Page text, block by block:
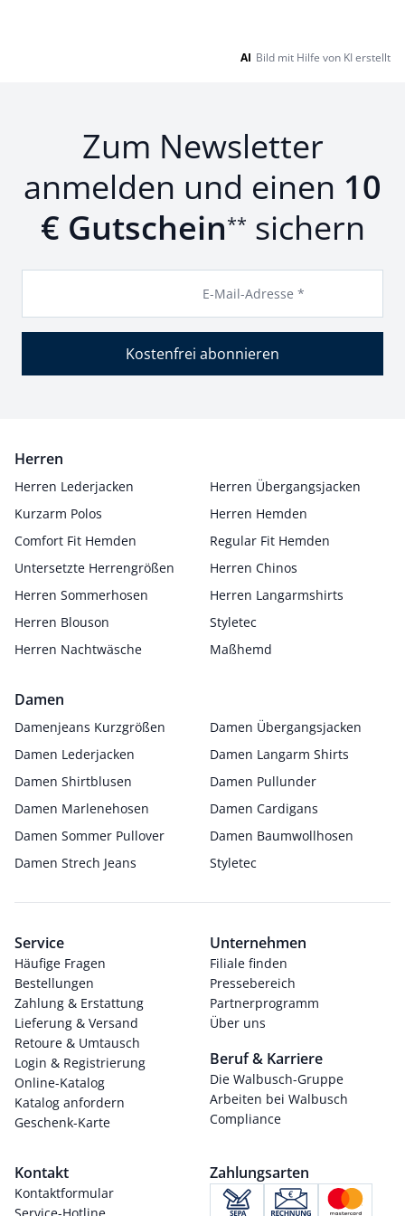
AI Bild mit Hilfe von KI erstellt
Zum Newsletter
anmelden und einen 10
€ Gutschein** sichern
E-Mail-Adresse *
Kostenfrei abonnieren
Herren
Herren Lederjacken
Herren Übergangsjacken
Kurzarm Polos
Herren Hemden
Comfort Fit Hemden
Regular Fit Hemden
Untersetzte Herrengrößen
Herren Chinos
Herren Sommerhosen
Herren Langarmshirts
Herren Blouson
Styletec
Herren Nachtwäsche
Maßhemd
Damen
Damenjeans Kurzgrößen
Damen Übergangsjacken
Damen Lederjacken
Damen Langarm Shirts
Damen Shirtblusen
Damen Pullunder
Damen Marlenehosen
Damen Cardigans
Damen Sommer Pullover
Damen Baumwollhosen
Damen Strech Jeans
Styletec
Service
Häufige Fragen
Bestellungen
Zahlung & Erstattung
Lieferung & Versand
Retoure & Umtausch
Login & Registrierung
Online-Katalog
Katalog anfordern
Geschenk-Karte
Unternehmen
Filiale finden
Pressebereich
Partnerprogramm
Über uns
Beruf & Karriere
Die Walbusch-Gruppe
Arbeiten bei Walbusch
Compliance
Kontakt
Kontaktformular
Zahlungsarten